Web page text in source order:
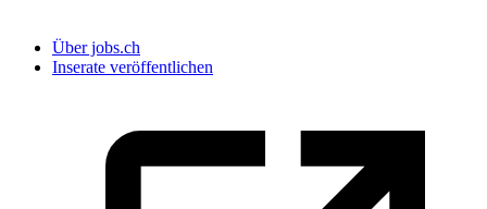
Über jobs.ch
Inserate veröffentlichen